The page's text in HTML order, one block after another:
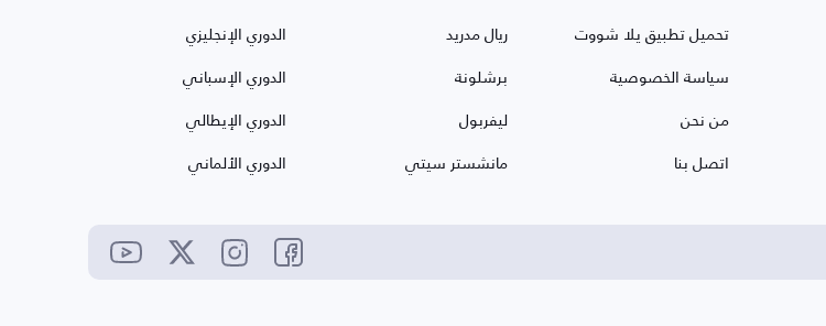
تحميل تطبيق يلا شووت
سياسة الخصوصية
من نحن
اتصل بنا
ريال مدريد
برشلونة
ليفربول
مانشستر سيتي
الدوري الإنجليزي
الدوري الإسباني
الدوري الإيطالي
الدوري الألماني